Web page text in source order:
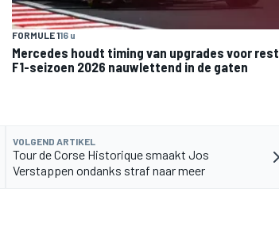
FORMULE 116 u
Mercedes houdt timing van upgrades voor rest
F1-seizoen 2026 nauwlettend in de gaten
VOLGEND ARTIKEL
Tour de Corse Historique smaakt Jos
Verstappen ondanks straf naar meer